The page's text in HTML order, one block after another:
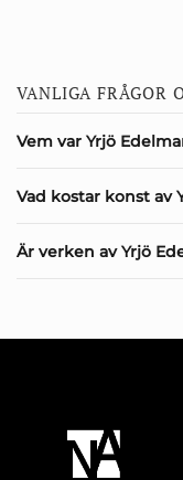
VANLIGA FRÅGOR
Vem var Yrjö
Vad kostar konst av
Är verken av Yrjö